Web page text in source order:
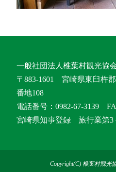
一般社団法人椎葉村観光協
〒883-1601 宮崎県東臼杵
番地108
電話番号：0982-67-3139
宮崎県知事登録 旅行業第3
Copyright(C) 椎葉村観光